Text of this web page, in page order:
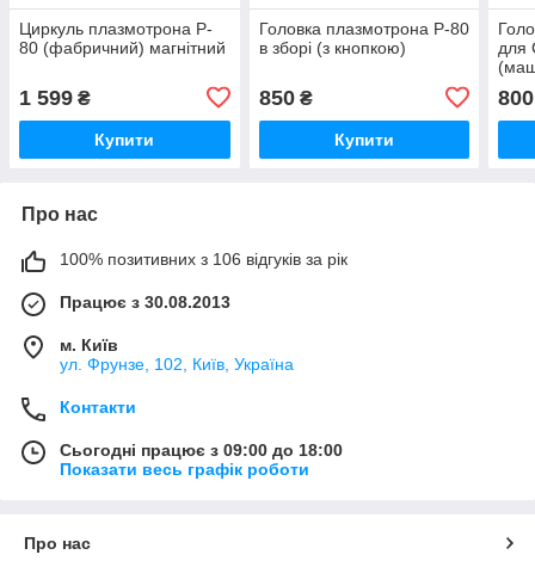
Циркуль плазмотрона P-
80 (фабричний) магнітний
1 599 ₴
Купити
Головка плазмотрона P-80
в зборі (з кнопкою)
850₴
Купити
для
800
Про нас
100% позитивних з 106 відгуків за рік
Працює з 30.08.2013
м. Київ
ул. Фрунзе, 102, Київ, Україна
Контакти
Сьогодні працює з 09:00 до 18:00
Показати весь графік роботи
Про нас